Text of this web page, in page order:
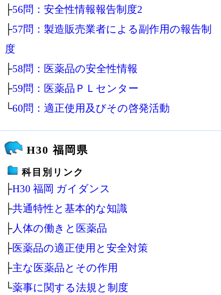
├56問：安全性情報報告制度2
├57問：製造販売業者による副作用の報告制
度
├58問：医薬品の安全性情報
├59問：医薬品ＰＬセンター
└60問：適正使用及びその啓発活動
H30 福岡県
科目別リンク
├H30 福岡 ガイダンス
├共通特性と基本的な知識
├人体の働きと医薬品
├医薬品の適正使用と安全対策
├主な医薬品とその作用
└薬事に関する法規と制度